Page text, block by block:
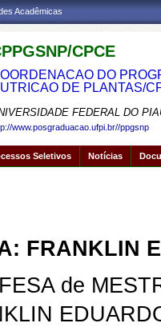
Acadêmicas
CPCE
DO
DE PLANTAS/
FEDERAL DO
www.posgraduacao.ufpi.br//ppgsnp
Seletivos Notícias
FRANKLIN
de